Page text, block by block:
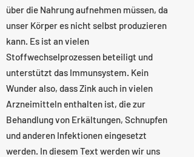
über die Nahrung aufnehmen müssen, da
unser Körper es nicht selbst produzieren
kann. Es ist an vielen
Stoffwechselprozessen beteiligt und
unterstützt das Immunsystem. Kein
Wunder also, dass Zink auch in vielen
Arzneimitteln enthalten ist, die zur
Behandlung von Erkältungen, Schnupfen
und anderen Infektionen eingesetzt
werden. In diesem Text werden wir uns